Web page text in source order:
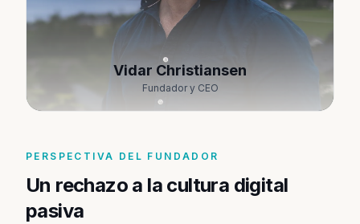
Vidar Christiansen
Fundador y CEO
PERSPECTIVA DEL FUNDADOR
Un rechazo a la cultura digital
pasiva